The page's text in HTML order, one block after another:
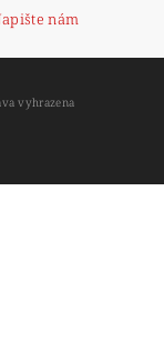
nám
vyhrazena